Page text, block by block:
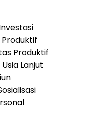
Produktif
Produktif
Lanjut